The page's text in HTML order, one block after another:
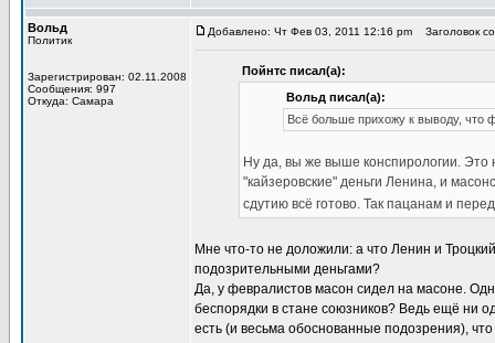
Вольд
Политик
Зарегистрирован: 02.11.2008
Сообщения: 997
Откуда: Самара
Добавлено: Чт Фев 03, 2011 12:16 pm Заголовок
Пойнтс писал(а):
Вольд писал(а):
Всё больше прихожу к выводу, что
Ну да, вы же выше конспирологии. Это
"кайзеровские" деньги Ленина, и
сдутию всё готово. Так пацанам и
Мне что-то не доложили: а что Ленин и
подозрительными деньгами?
Да, у февралистов масон сидел на масоне.
беспорядки в стане союзников? Ведь ещё ни
есть (и весьма обоснованные подозрения),